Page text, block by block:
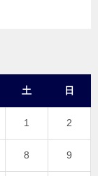
土 日
1 2
8 9